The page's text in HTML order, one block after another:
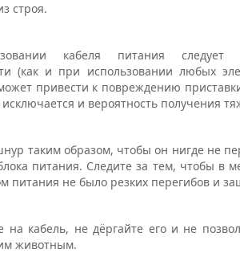
строя.
кабеля питания следует
(как и при использовании любых
привести к повреждению
и вероятность получения
таким образом, чтобы он нигде не
питания. Следите за тем, чтобы в
питания не было резких перегибов и
на кабель, не дёргайте его и не
животным.